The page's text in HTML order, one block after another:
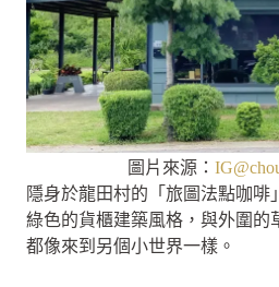
圖片來源：
隱身於龍田村的「旅圖法點咖啡
綠色的貨櫃建築風格，與外圍的
都像來到另個小世界一樣。